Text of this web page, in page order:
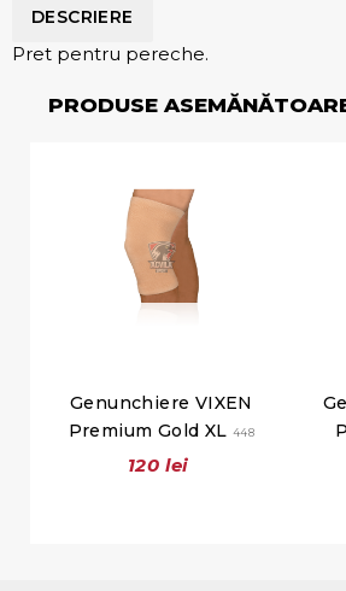
DESCRIERE
Pret pentru pereche.
PRODUSE
Genunchiere VIXEN
Premium Gold XL448
120 lei